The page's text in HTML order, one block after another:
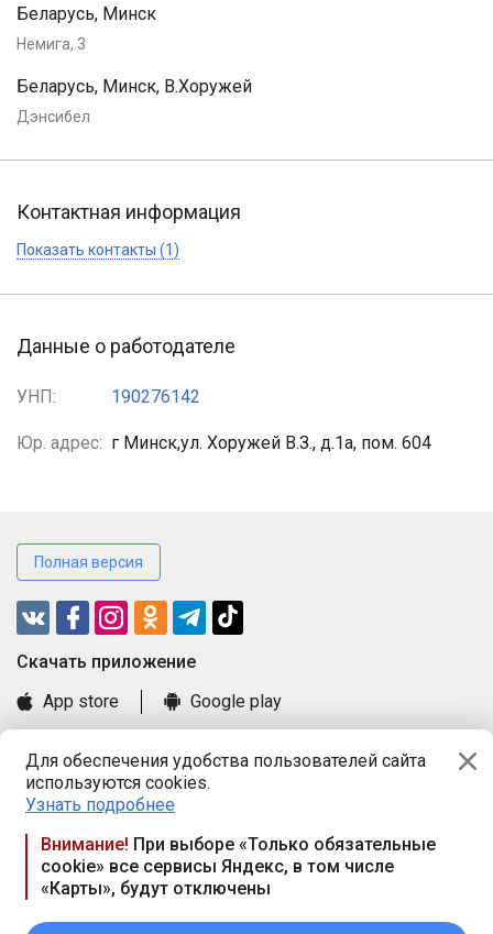
Для обеспечения удобства пользователей сайта
используются cookies.
Узнать подробнее
Внимание! При выборе «Только обязательные
cookie» все сервисы Яндекс, в том числе
«Карты», будут отключены
Беларусь, Минск
Немига, 3
Беларусь, Минск, В.Хоружей
Дэнсибел
Контактная информация
Показать контакты (1)
Данные о работодателе
УНП: 190276142
Юр. адрес: г Минск,ул. Хоружей В.З., д.1а, пом. 604
Полная версия
Cкачать приложение
App store
Google play
Книга замечаний и предложений
Правила и документы
Praca.by © 2000—2026, ООО «ПРАЦА БАЙ»
Республика Беларусь, 220114, г. Минск, пр-т Независимости
117а, пом. № 9.
вых. дн. — сб., вс.